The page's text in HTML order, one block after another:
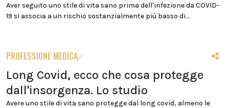
Aver seguito uno stile di vita sano prima dell'infezione da COVID-
19 si associa a un rischio sostanzialmente più basso di...
PROFESSIONE MEDICA
Long Covid, ecco che cosa protegge
dall'insorgenza. Lo studio
Avere uno stile di vita sano protegge dal long covid, almeno le